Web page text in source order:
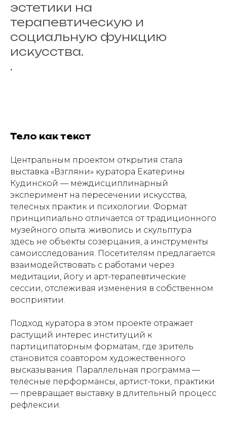
эстетики на
терапевтическую и
социальную функцию
искусства.
.
Тело как текст
Центральным проектом открытия стала
выставка «Взгляни» куратора Екатерины
Кудинской — междисциплинарный
эксперимент на пересечении искусства,
телесных практик и психологии. Формат
принципиально отличается от традиционного
музейного опыта: живопись и скульптура
здесь не объекты созерцания, а инструменты
самоисследования. Посетителям предлагается
взаимодействовать с работами через
медитации, йогу и арт-терапевтические
сессии, отслеживая изменения в собственном
восприятии.
Подход куратора в этом проекте отражает
растущий интерес институций к
партиципаторным форматам, где зритель
становится соавтором художественного
высказывания. Параллельная программа —
телесные перформансы, артист-токи, практики
— превращает выставку в длительный процесс
рефлексии.